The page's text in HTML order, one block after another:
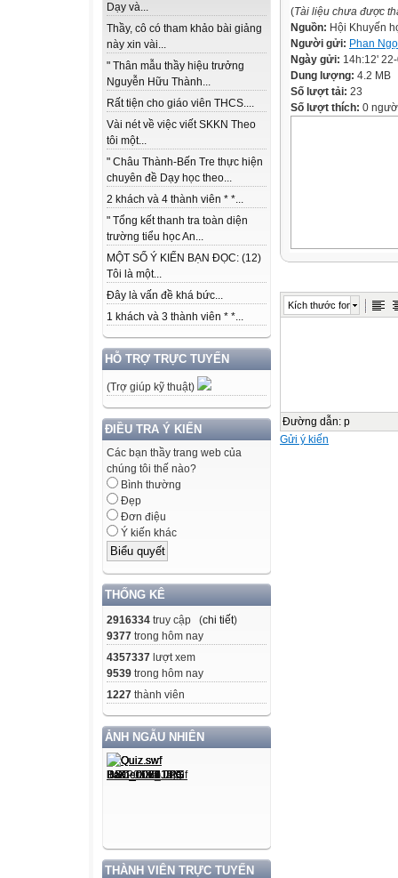
Dạy và...
Thầy, cô có tham khảo bài giảng
này xin vài...
" Thân mẫu thầy hiệu trưởng
Nguyễn Hữu Thành...
Rất tiện cho giáo viên THCS....
Vài nét về việc viết SKKN Theo
tôi một...
" Châu Thành-Bến Tre thực hiện
chuyên đề Dạy học theo...
2 khách và 4 thành viên * *...
" Tổng kết thanh tra toàn diện
trường tiểu học An...
MỘT SỐ Ý KIẾN BẠN ĐỌC: (12)
Tôi là một...
Đây là vấn đề khá bức...
1 khách và 3 thành viên * *...
HỖ TRỢ TRỰC TUYẾN
(Trợ giúp kỹ thuật)
ĐIỀU TRA Ý KIẾN
Các bạn thầy trang web của
chúng tôi thế nào?
Bình thường
Đẹp
Đơn điệu
Ý kiến khác
THỐNG KÊ
2916334 truy cập (chi tiết)
9377 trong hôm nay
4357337 lượt xem
9539 trong hôm nay
1227 thành viên
ẢNH NGẪU NHIÊN
THÀNH VIÊN TRỰC TUYẾN
(Tài liệu chưa được
Nguồn: Hội Khuyến
Người gửi: Phan
Ngày gửi: 14h:12'
Dung lượng: 4.2 MB
Số lượt tải: 23
Số lượt thích: 0
Kích thước font
Đường dẫn: p
Gửi ý kiến